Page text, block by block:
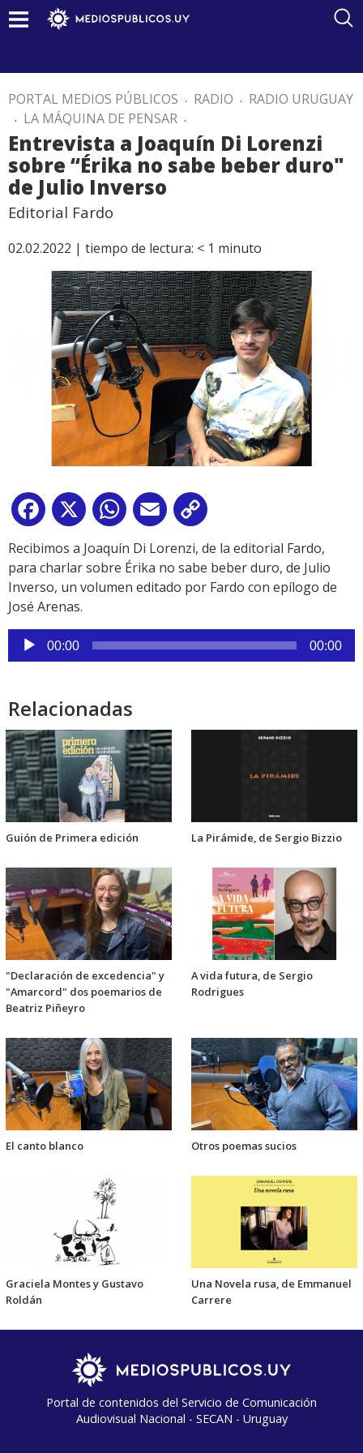
PORTAL MEDIOS PÚBLICOS . RADIO . RADIO URUGUAY
. LA MÁQUINA DE PENSAR .
Entrevista a Joaquín Di Lorenzi
sobre “Érika no sabe beber duro"
de Julio Inverso
Editorial Fardo
02.02.2022 | tiempo de lectura: < 1 minuto
Facebook
X WhatsApp
Email
Link
Recibimos a Joaquín Di Lorenzi, de la editorial Fardo,
para charlar sobre Érika no sabe beber duro, de Julio
Inverso, un volumen editado por Fardo con epílogo de
José Arenas.
Reproductor
de
00:00 00:00
Relacionadas
Guión de Primera edición La Pirámide, de Sergio Bizzio
"Declaración de excedencia" y
"Amarcord" dos poemarios de
Beatriz Piñeyro
A vida futura, de Sergio
Rodrigues
El canto blanco Otros poemas sucios
Graciela Montes y Gustavo
Roldán
Una Novela rusa, de Emmanuel
Carrere
Portal de contenidos del Servicio de Comunicación
Audiovisual Nacional - SECAN - Uruguay